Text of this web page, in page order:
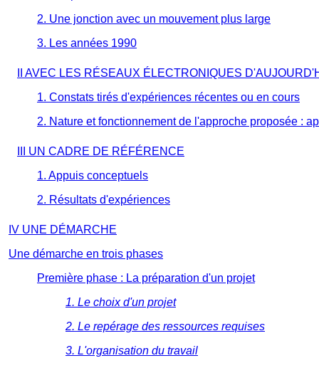
2. Une jonction avec un mouvement plus large
3. Les années 1990
II AVEC LES RÉSEAUX ÉLECTRONIQUES
1. Constats tirés d'expériences récentes ou en cours
2. Nature et fonctionnement de l'approche proposée :
III UN CADRE DE RÉFÉRENCE
1. Appuis conceptuels
2. Résultats d'expériences
IV UNE DÉMARCHE
Une démarche en trois phases
Première phase : La préparation d'un projet
1. Le choix d'un projet
2. Le repérage des ressources requises
3. L'organisation du travail